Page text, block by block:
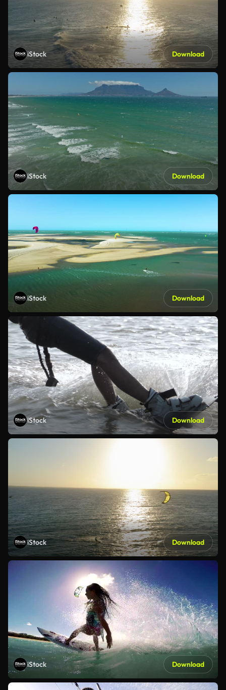
iStock Download
iStock Download
iStock Download
iStock Download
iStock Download
iStock Download